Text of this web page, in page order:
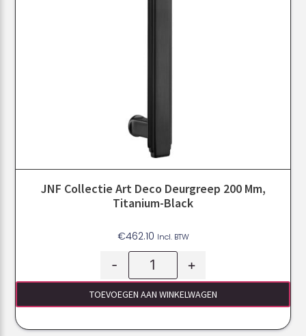
JNF Collectie Art Deco Deurgreep 200 Mm,
Titanium-Black
€462.10 Incl. BTW
- +
TOEVOEGEN AAN WINKELWAGEN